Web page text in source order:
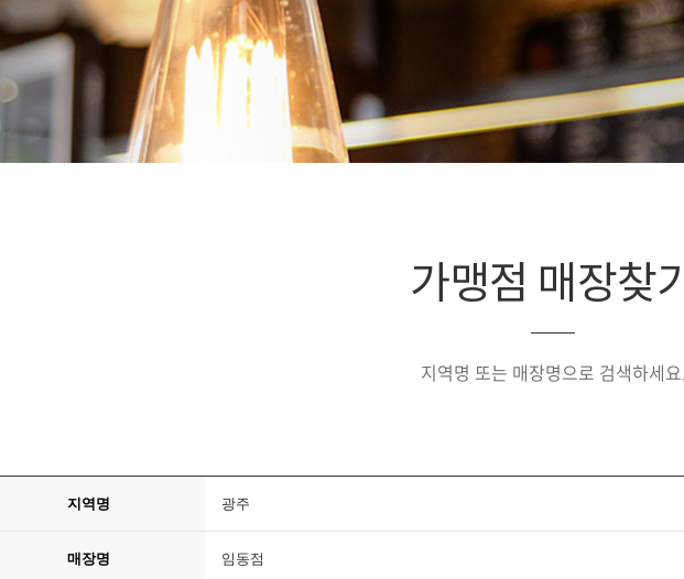
가맹점 매장찾
지역명 또는 매장명으로 검색하세
지역명 광주
매장명 임동점